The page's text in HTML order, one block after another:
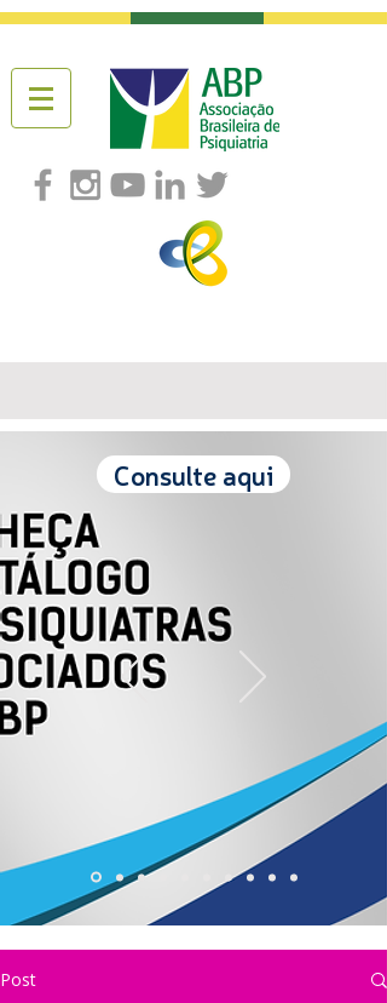
Consulte aqui
Post